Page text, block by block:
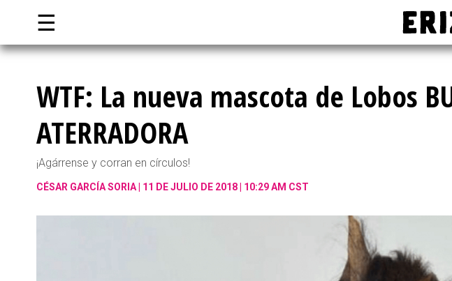
☰
WTF: La nueva mascota de Lobos
ATERRADORA
¡Agárrense y corran en círculos!
CÉSAR GARCÍA SORIA 11 DE JULIO DE 2018 | 10:29 AM CST